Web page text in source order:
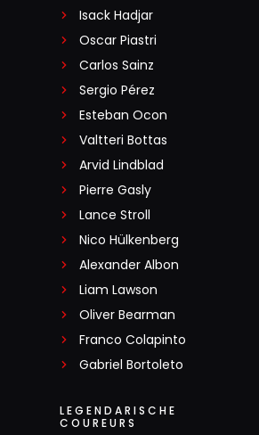
Isack Hadjar
Oscar Piastri
Carlos Sainz
Sergio Pérez
Esteban Ocon
Valtteri Bottas
Arvid Lindblad
Pierre Gasly
Lance Stroll
Nico Hülkenberg
Alexander Albon
Liam Lawson
Oliver Bearman
Franco Colapinto
Gabriel Bortoleto
LEGENDARISCHE
COUREURS